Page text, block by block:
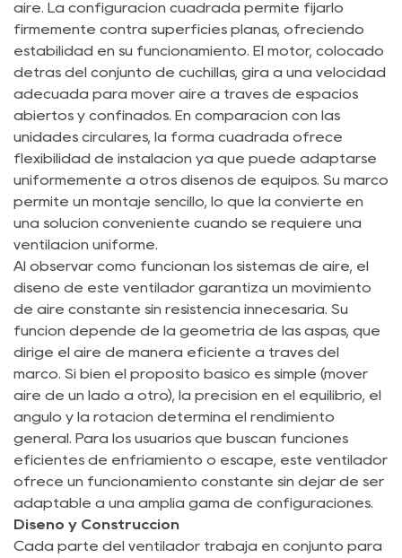
aire. La configuración cuadrada permite fijarlo
firmemente contra superficies planas, ofreciendo
estabilidad en su funcionamiento. El motor, colocado
detrás del conjunto de cuchillas, gira a una velocidad
adecuada para mover aire a través de espacios
abiertos y confinados. En comparación con las
unidades circulares, la forma cuadrada ofrece
flexibilidad de instalación ya que puede adaptarse
uniformemente a otros diseños de equipos. Su marco
permite un montaje sencillo, lo que la convierte en
una solución conveniente cuando se requiere una
ventilación uniforme.
Al observar cómo funcionan los sistemas de aire, el
diseño de este ventilador garantiza un movimiento
de aire constante sin resistencia innecesaria. Su
función depende de la geometría de las aspas, que
dirige el aire de manera eficiente a través del
marco. Si bien el propósito básico es simple (mover
aire de un lado a otro), la precisión en el equilibrio, el
ángulo y la rotación determina el rendimiento
general. Para los usuarios que buscan funciones
eficientes de enfriamiento o escape, este ventilador
ofrece un funcionamiento constante sin dejar de ser
adaptable a una amplia gama de configuraciones.
Diseño y Construcción
Cada parte del ventilador trabaja en conjunto para